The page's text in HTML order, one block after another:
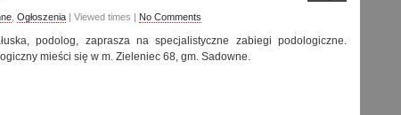
Ogłoszenia | Viewed times | No Comments
podolog, zaprasza na specjalistyczne zabiegi podologiczne.
mieści się w m. Zieleniec 68, gm. Sadowne.